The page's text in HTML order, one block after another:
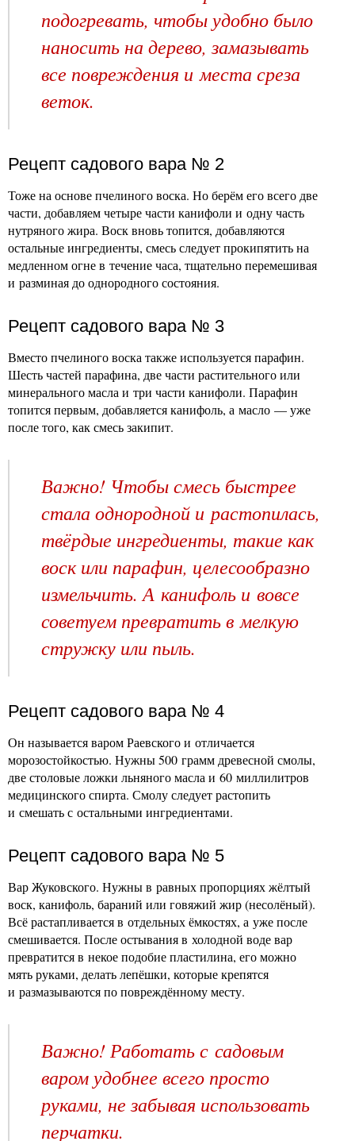
подогревать, чтобы удобно было
наносить на дерево, замазывать
все повреждения и места среза
веток.
Рецепт садового вара № 2
Тоже на основе пчелиного воска. Но берём его всего две
части, добавляем четыре части канифоли и одну часть
нутряного жира. Воск вновь топится, добавляются
остальные ингредиенты, смесь следует прокипятить на
медленном огне в течение часа, тщательно перемешивая
и разминая до однородного состояния.
Рецепт садового вара № 3
Вместо пчелиного воска также используется парафин.
Шесть частей парафина, две части растительного или
минерального масла и три части канифоли. Парафин
топится первым, добавляется канифоль, а масло — уже
после того, как смесь закипит.
Важно! Чтобы смесь быстрее
стала однородной и растопилась,
твёрдые ингредиенты, такие как
воск или парафин, целесообразно
измельчить. А канифоль и вовсе
советуем превратить в мелкую
стружку или пыль.
Рецепт садового вара № 4
Он называется варом Раевского и отличается
морозостойкостью. Нужны 500 грамм древесной смолы,
две столовые ложки льняного масла и 60 миллилитров
медицинского спирта. Смолу следует растопить
и смешать с остальными ингредиентами.
Рецепт садового вара № 5
Вар Жуковского. Нужны в равных пропорциях жёлтый
воск, канифоль, бараний или говяжий жир (несолёный).
Всё растапливается в отдельных ёмкостях, а уже после
смешивается. После остывания в холодной воде вар
превратится в некое подобие пластилина, его можно
мять руками, делать лепёшки, которые крепятся
и размазываются по повреждённому месту.
Важно! Работать с садовым
варом удобнее всего просто
руками, не забывая использовать
перчатки.